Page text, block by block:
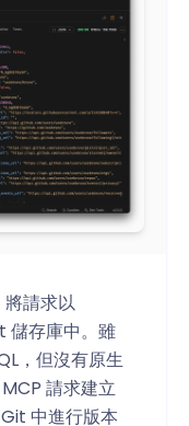
請求以
儲存庫中。雖
，但沒有原生
請求建立
中進行版本